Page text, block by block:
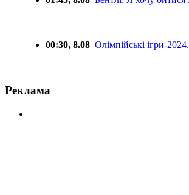
00:30, 8.08 Олімпійські ігри-
Реклама